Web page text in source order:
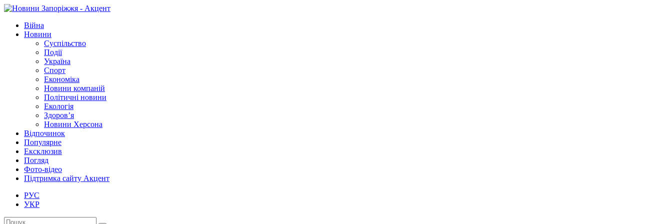
Війна
Новини
Суспільство
Події
Україна
Спорт
Економіка
Новини компаній
Політичні новини
Екологія
Здоров’я
Новини Херсона
Відпочинок
Популярне
Ексклюзив
Погляд
Фото-відео
Підтримка сайту Акцент
РУС
УКР